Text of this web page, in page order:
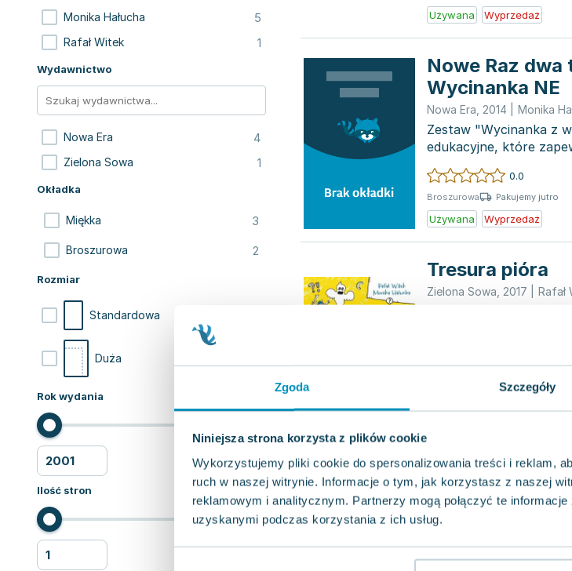
Zgoda Szczegóły
Niniejsza strona korzysta z plików cookie
Wykorzystujemy pliki cookie do spersonalizowania treści i reklam,
ruch w naszej witrynie. Informacje o tym, jak korzystasz z naszej
reklamowym i analitycznym. Partnerzy mogą połączyć te
uzyskanymi podczas korzystania z ich usług.
Monika Hałucha 5
Rafał Witek 1
Wydawnictwo
Nowa Era 4
Zielona Sowa 1
Okładka
Miękka 3
Broszurowa 2
Rozmiar
Standardowa
Duża
Rok wydania
Ilość stron
Używana Wyprzedaż
Nowe Raz
Wycinanka NE
Nowa Era 2014 Monika
Zestaw "Wycinanka z
edukacyjne, które
dydaktyczne do wielok...
0.0
Broszurowa Pakujemy jutro
Używana Wyprzedaż
Tresura pióra
Zielona Sowa 2017 Rafał
pragną rozwinąć
Baśniowa
Nowa Era, 2018 | Monika
Aktywnościowy
angielskich słów, kt...
0.0